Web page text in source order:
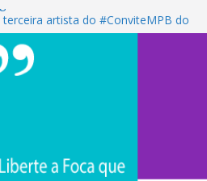
sorocabanos
artista do #ConviteMPB do
2026 promove integração, ciência e